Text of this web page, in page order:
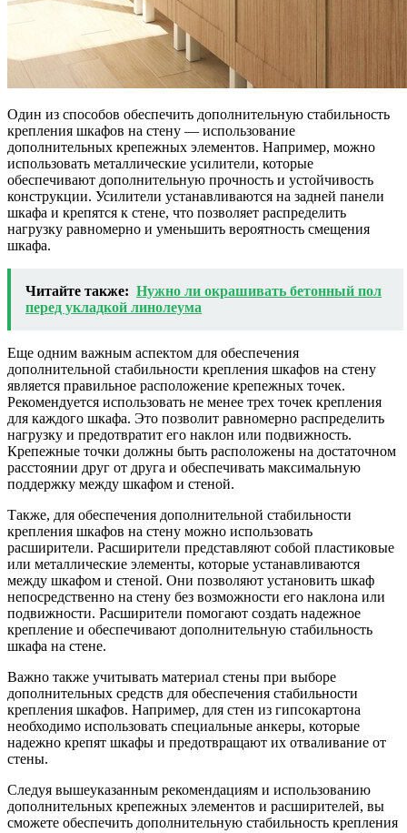
Один из способов обеспечить дополнительную стабильность
крепления шкафов на стену — использование
дополнительных крепежных элементов. Например, можно
использовать металлические усилители, которые
обеспечивают дополнительную прочность и устойчивость
конструкции. Усилители устанавливаются на задней панели
шкафа и крепятся к стене, что позволяет распределить
нагрузку равномерно и уменьшить вероятность смещения
шкафа.
Читайте также: Нужно ли окрашивать бетонный пол
перед укладкой линолеума
Еще одним важным аспектом для обеспечения
дополнительной стабильности крепления шкафов на стену
является правильное расположение крепежных точек.
Рекомендуется использовать не менее трех точек крепления
для каждого шкафа. Это позволит равномерно распределить
нагрузку и предотвратит его наклон или подвижность.
Крепежные точки должны быть расположены на достаточном
расстоянии друг от друга и обеспечивать максимальную
поддержку между шкафом и стеной.
Также, для обеспечения дополнительной стабильности
крепления шкафов на стену можно использовать
расширители. Расширители представляют собой пластиковые
или металлические элементы, которые устанавливаются
между шкафом и стеной. Они позволяют установить шкаф
непосредственно на стену без возможности его наклона или
подвижности. Расширители помогают создать надежное
крепление и обеспечивают дополнительную стабильность
шкафа на стене.
Важно также учитывать материал стены при выборе
дополнительных средств для обеспечения стабильности
крепления шкафов. Например, для стен из гипсокартона
необходимо использовать специальные анкеры, которые
надежно крепят шкафы и предотвращают их отваливание от
стены.
Следуя вышеуказанным рекомендациям и использованию
дополнительных крепежных элементов и расширителей, вы
сможете обеспечить дополнительную стабильность крепления